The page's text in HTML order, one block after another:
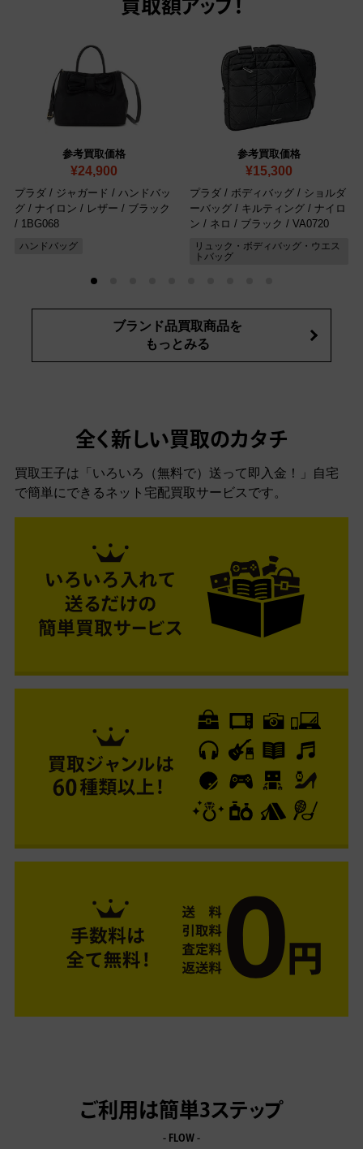
買取額アップ！
参考買取価格
¥24,900
プラダ / ジャガード / ハンドバッ
グ / ナイロン / レザー / ブラック
/ 1BG068
ハンドバッグ
参考買取価格
¥15,300
プラダ / ボディバッグ / ショルダ
ーバッグ / キルティング / ナイロ
ン / ネロ / ブラック / VA0720
リュック・ボディバッグ・ウエス
トバッグ
ブランド品買取商品を
もっとみる
全く新しい買取のカタチ
買取王子は「いろいろ（無料で）送って即入金！」自宅
で簡単にできるネット宅配買取サービスです。
ご利用は簡単3ステップ
- FLOW -